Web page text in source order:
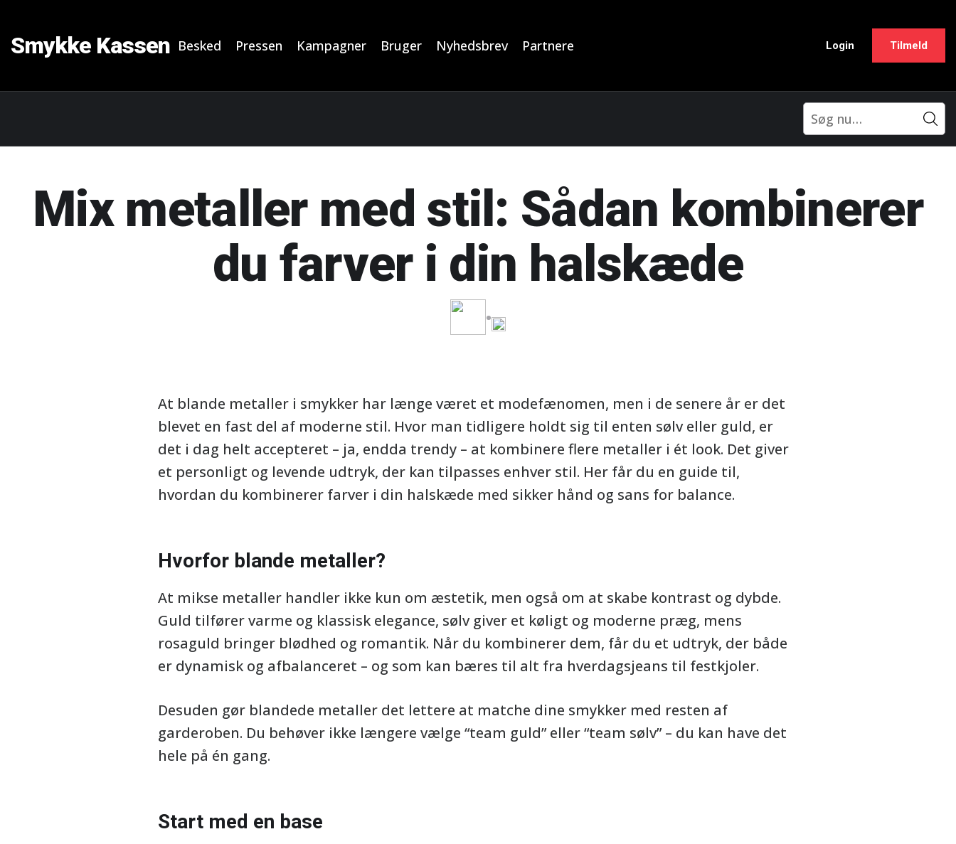
Smykke Kassen Besked Pressen Kampagner Bruger Nyhedsbrev Partnere Login Tilmeld
Mix metaller med stil: Sådan kombinerer
du farver i din halskæde
At blande metaller i smykker har længe været et modefænomen, men i de senere år er det
blevet en fast del af moderne stil. Hvor man tidligere holdt sig til enten sølv eller guld, er
det i dag helt accepteret – ja, endda trendy – at kombinere flere metaller i ét look. Det giver
et personligt og levende udtryk, der kan tilpasses enhver stil. Her får du en guide til,
hvordan du kombinerer farver i din halskæde med sikker hånd og sans for balance.
Hvorfor blande metaller?
At mikse metaller handler ikke kun om æstetik, men også om at skabe kontrast og dybde.
Guld tilfører varme og klassisk elegance, sølv giver et køligt og moderne præg, mens
rosaguld bringer blødhed og romantik. Når du kombinerer dem, får du et udtryk, der både
er dynamisk og afbalanceret – og som kan bæres til alt fra hverdagsjeans til festkjoler.
Desuden gør blandede metaller det lettere at matche dine smykker med resten af
garderoben. Du behøver ikke længere vælge “team guld” eller “team sølv” – du kan have det
hele på én gang.
Start med en base